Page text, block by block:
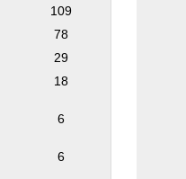
109
78
29
18
6
6